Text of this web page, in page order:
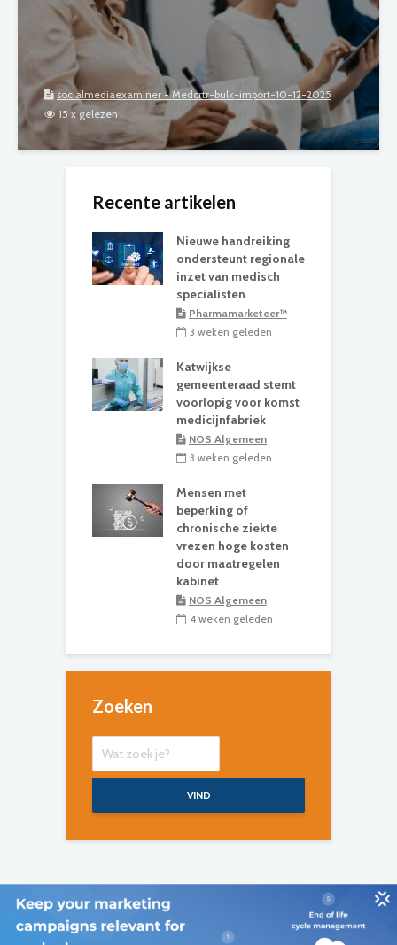
socialmediaexaminer - Medcrtr-bulk-import-10-12-2025
15 x gelezen
Recente artikelen
Nieuwe handreiking
ondersteunt regionale
inzet van medisch
specialisten
Pharmamarketeer™
3 weken geleden
Katwijkse
gemeenteraad stemt
voorlopig voor komst
medicijnfabriek
NOS Algemeen
3 weken geleden
Mensen met
beperking of
chronische ziekte
vrezen hoge kosten
door maatregelen
kabinet
NOS Algemeen
4 weken geleden
Zoeken
VIND